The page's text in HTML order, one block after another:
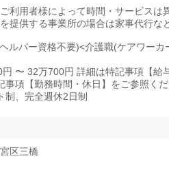
利用者様によって時間・サービスは
提供する事業所の場合は家事代行な
ルパー資格不要)<介護職(ケアワーカ
〜 32万700円 詳細は特記事項【給
項【勤務時間・休日】をご参照くだ
制、完全週休2日制
区三橋